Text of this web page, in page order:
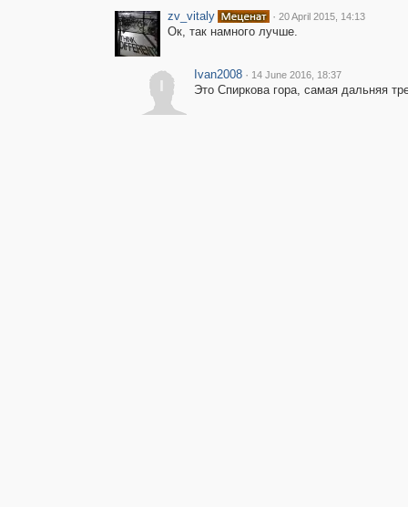
zv_vitaly · 20 April 2015, 14:13
Ок, так намного лучше.
I
Ivan2008 · 14 June 2016, 18:37
Это Спиркова гора, самая дальняя